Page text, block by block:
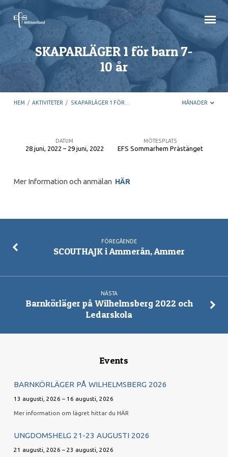
SKAPARLÄGER 1 för barn 7-
10 år
HEM / AKTIVITETER / SKAPARLÄGER 1 FÖR… MÅNADER
för
DATUM
28 juni, 2022 – 29 juni, 2022
MÖTESPLATS
EFS Sommarhem Prästänget
Mer Information och anmälan HÄR
FÖREGÅENDE
SCOUTHAJK i Ammerån, Ammer
NÄSTA
Barnkörläger på Wilhelmsberg 2022 och
Ledarskola
Events
BARNKÖRLÄGER PÅ WILHELMSBERG 2026
13 augusti, 2026 – 16 augusti, 2026
Mer information om lägret hittar du HÄR
UNGDOMSHELG 21-23 AUGUSTI 2026
21 augusti, 2026 – 23 augusti, 2026